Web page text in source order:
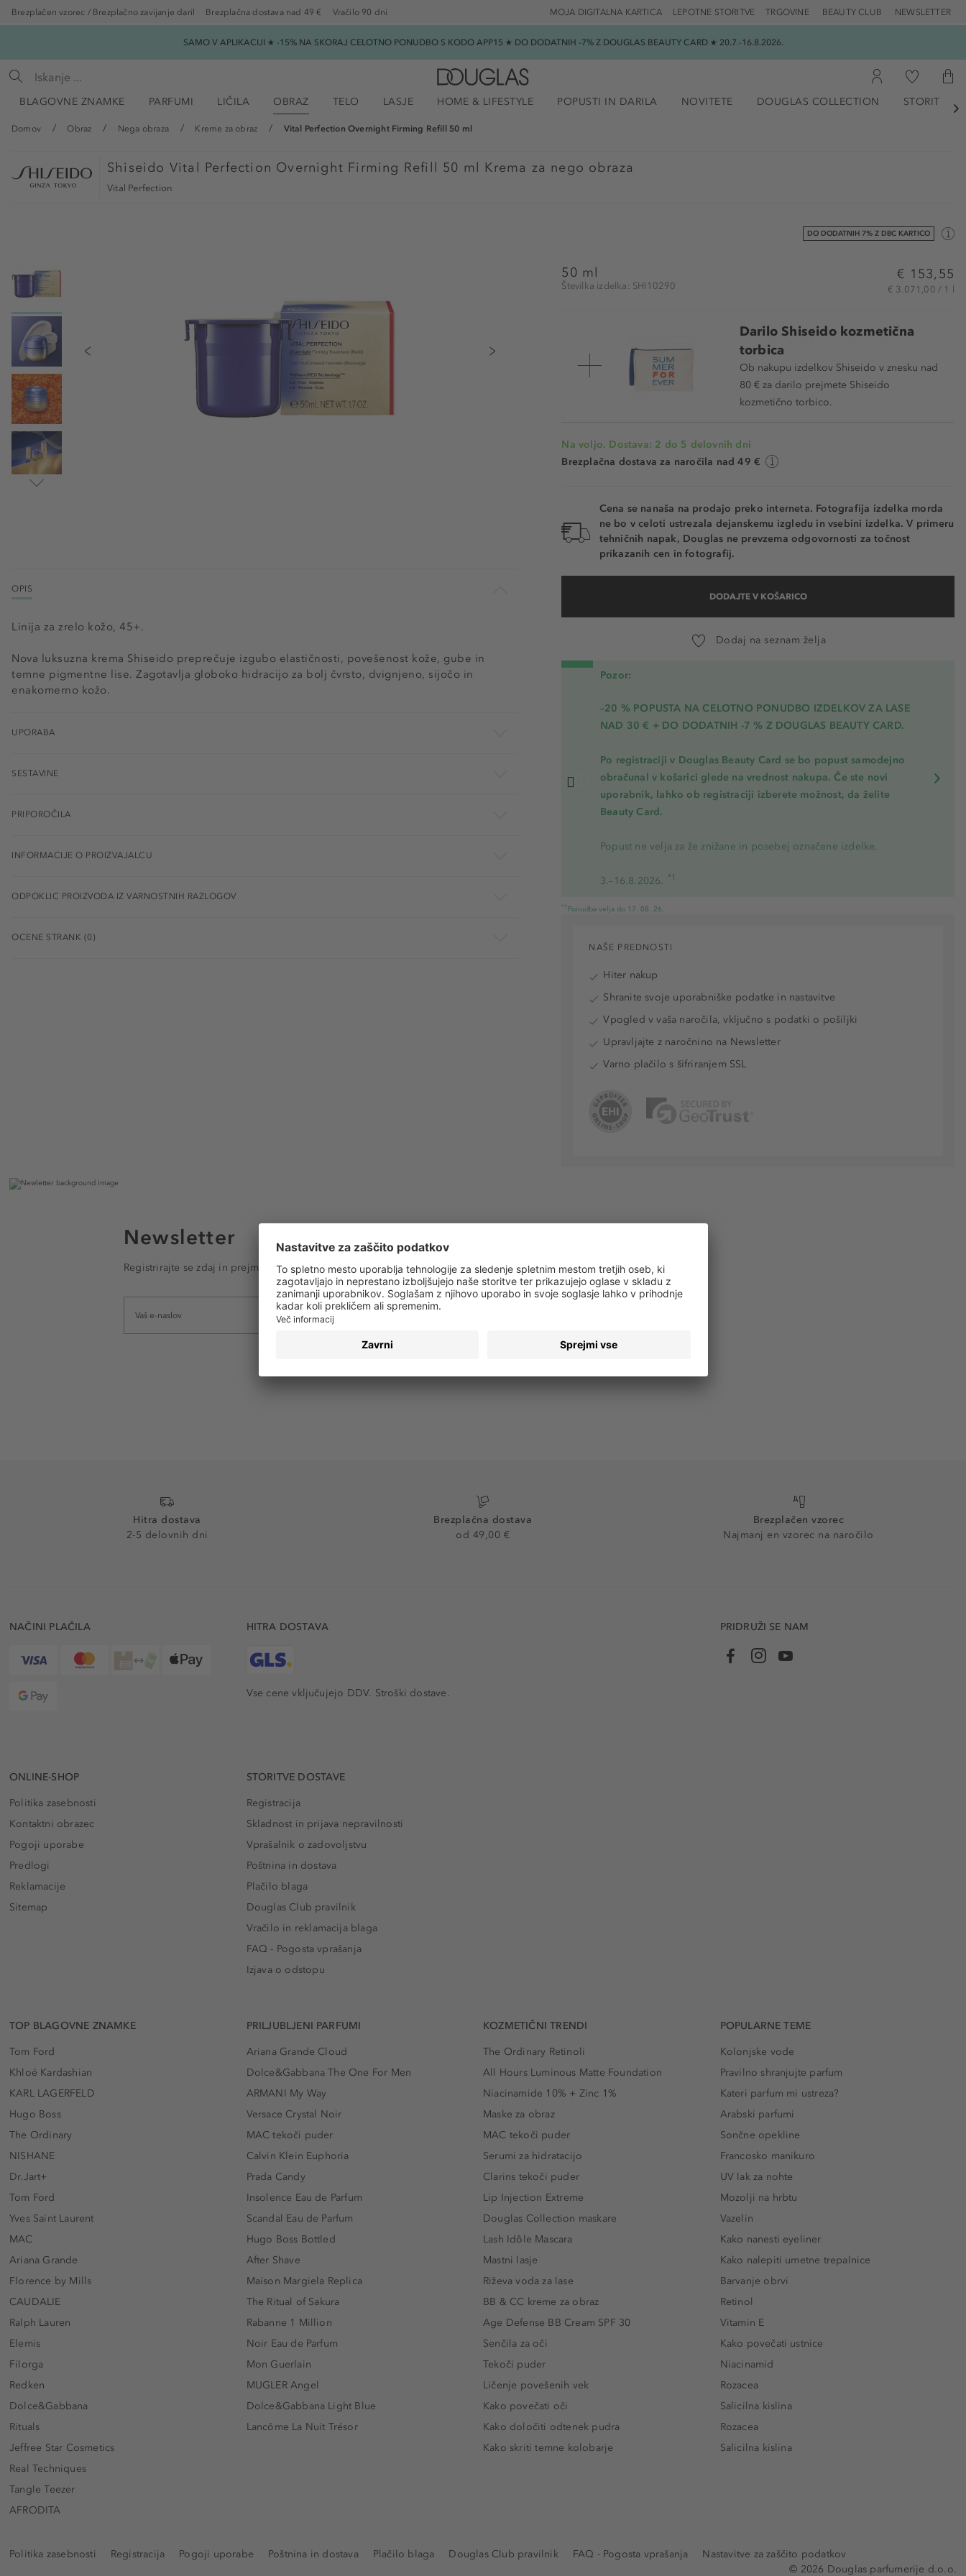
Brezplačen vzorec / Brezplačno zavijanje daril Brezplačna dostava nad 49 € Vračilo 90 dni TRGOVINE BEAUTY CLUB NEWSLETTER
LEPOTNE STORITVE
MOJA DIGITALNA KARTICA
SAMO V APLIKACIJI ★ -15% NA SKORAJ CELOTNO PONUDBO S KODO APP15 ★ DO DODATNIH -7% Z DOUGLAS BEAUTY CARD ★ 20.7.-16.8.2026.
BLAGOVNE ZNAMKE PARFUMI LIČILA OBRAZ TELO LASJE HOME & LIFESTYLE POPUSTI IN DARILA NOVITETE DOUGLAS COLLECTION STORITVE

Domov Obraz Nega obraza Kreme za obraz Vital Perfection Overnight Firming Refill 50 ml
Shiseido Vital Perfection Overnight Firming Refill 50 ml Krema za nego obraza
Vital Perfection
DO DODATNIH 7% Z DBC KARTICO
50 ml
Številka izdelka: SHI10290
€ 153,55
€ 3.071,00 / 1 l
Darilo Shiseido kozmetična
torbica
Ob nakupu izdelkov Shiseido v znesku nad
80 € za darilo prejmete Shiseido
kozmetično torbico.
Na voljo. Dostava: 2 do 5 delovnih dni
Brezplačna dostava za naročila nad 49 €
Cena se nanaša na prodajo preko interneta. Fotografija izdelka morda
ne bo v celoti ustrezala dejanskemu izgledu in vsebini izdelka. V primeru
tehničnih napak, Douglas ne prevzema odgovornosti za točnost
prikazanih cen in fotografij.
DODAJTE V KOŠARICO
Dodaj na seznam želja
Pozor:
–20 % POPUSTA NA CELOTNO PONUDBO IZDELKOV ZA LASE
NAD 30 € + DO DODATNIH -7 % Z DOUGLAS BEAUTY CARD.
Po registraciji v Douglas Beauty Card se bo popust samodejno
obračunal v košarici glede na vrednost nakupa. Če ste novi
uporabnik, lahko ob registraciji izberete možnost, da želite
Beauty Card.
Popust ne velja za že znižane in posebej označene izdelke.
3.–16.8.2026. *1
*1 Ponudba velja do 17. 08. 26.
OPIS
Linija za zrelo kožo, 45+.
Nova luksuzna krema Shiseido preprečuje izgubo elastičnosti, povešenost kože, gube in
temne pigmentne lise. Zagotavlja globoko hidracijo za bolj čvrsto, dvignjeno, sijočo in
enakomerno kožo.
UPORABA
SESTAVINE
PRIPOROČILA
INFORMACIJE O PROIZVAJALCU
ODPOKLIC PROIZVODA IZ VARNOSTNIH RAZLOGOV
OCENE STRANK (0)
NAŠE PREDNOSTI
Hiter nakup
Shranite svoje uporabniške podatke in nastavitve
Vpogled v vaša naročila, vključno s podatki o pošiljki
Upravljajte z naročnino na Newsletter
Varno plačilo s šifriranjem SSL
Newsletter
Registrirajte se zdaj in prejmite e-poštna obvestila o vseh trendih in ponudbah!
Hitra dostava
2-5 delovnih dni
Brezplačna dostava
od 49,00 €
Brezplačen vzorec
Najmanj en vzorec na naročilo
NAČINI PLAČILA HITRA DOSTAVA
Vse cene vključujejo DDV. Stroški dostave.
PRIDRUŽI SE NAM
ONLINE-SHOP
Politika zasebnosti
Kontaktni obrazec
Pogoji uporabe
Predlogi
Reklamacije
Sitemap
STORITVE DOSTAVE
Registracija
Skladnost in prijava nepravilnosti
Vprašalnik o zadovoljstvu
Poštnina in dostava
Plačilo blaga
Douglas Club pravilnik
Vračilo in reklamacija blaga
FAQ - Pogosta vprašanja
Izjava o odstopu
TOP BLAGOVNE ZNAMKE
Tom Ford
Khloé Kardashian
KARL LAGERFELD
Hugo Boss
The Ordinary
NISHANE
Dr.Jart+
Tom Ford
Yves Saint Laurent
MAC
Ariana Grande
Florence by Mills
CAUDALIE
Ralph Lauren
Elemis
Filorga
Redken
Dolce&Gabbana
Rituals
Jeffree Star Cosmetics
Real Techniques
Tangle Teezer
AFRODITA
PRILJUBLJENI PARFUMI
Ariana Grande Cloud
Dolce&Gabbana The One For Men
ARMANI My Way
Versace Crystal Noir
MAC tekoči puder
Calvin Klein Euphoria
Prada Candy
Insolence Eau de Parfum
Scandal Eau de Parfum
Hugo Boss Bottled
After Shave
Maison Margiela Replica
The Ritual of Sakura
Rabanne 1 Million
Noir Eau de Parfum
Mon Guerlain
MUGLER Angel
Dolce&Gabbana Light Blue
Lancôme La Nuit Trésor
KOZMETIČNI TRENDI
The Ordinary Retinoli
All Hours Luminous Matte Foundation
Niacinamide 10% + Zinc 1%
Maske za obraz
MAC tekoči puder
Serumi za hidratacijo
Clarins tekoči puder
Lip Injection Extreme
Douglas Collection maskare
Lash Idôle Mascara
Mastni lasje
Riževa voda za lase
BB & CC kreme za obraz
Age Defense BB Cream SPF 30
Senčila za oči
Tekoči puder
Ličenje povešenih vek
Kako povečati oči
Kako določiti odtenek pudra
Kako skriti temne kolobarje
POPULARNE TEME
Kolonjske vode
Pravilno shranjujte parfum
Kateri parfum mi ustreza?
Arabski parfumi
Sončne opekline
Francosko manikuro
UV lak za nohte
Mozolji na hrbtu
Vazelin
Kako nanesti eyeliner
Kako nalepiti umetne trepalnice
Barvanje obrvi
Retinol
Vitamin E
Kako povečati ustnice
Niacinamid
Rozacea
Salicilna kislina
Rozacea
Salicilna kislina
Politika zasebnosti Registracija Pogoji uporabe Poštnina in dostava Plačilo blaga Douglas Club pravilnik FAQ - Pogosta vprašanja
Nastavitve za zaščito podatkov
© 2026 Douglas parfumerije d.o.o.